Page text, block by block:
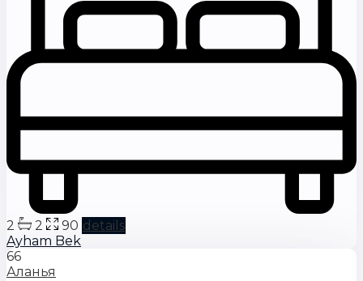
2 2 90 details
Ayham Bek
66
Аланья